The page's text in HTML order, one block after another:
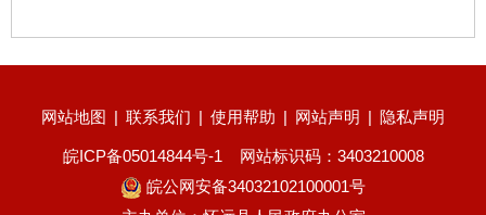
网站地图 | 联系我们 | 使用帮助 | 网站声明 | 隐私声明
皖ICP备05014844号-1
网站标识码：3403210008
皖公网安备34032102100001号